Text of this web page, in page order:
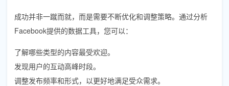
成功并非一蹴而就，而是需要不断优化和调整策略。通过分析
Facebook提供的数据工具，您可以：
了解哪些类型的内容最受欢迎。
发现用户的互动高峰时段。
调整发布频率和形式，以更好地满足受众需求。